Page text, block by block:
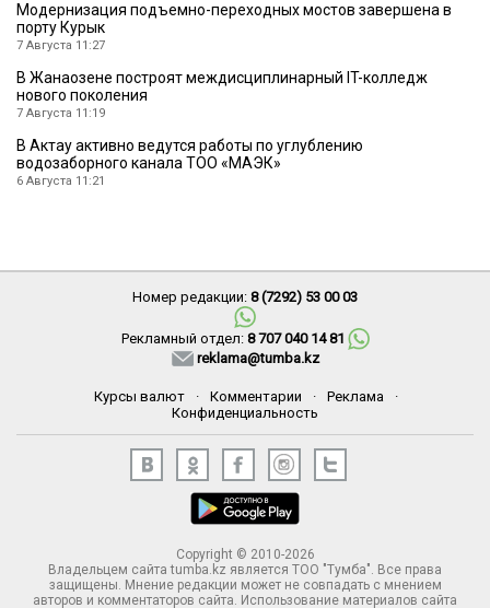
Модернизация подъемно-переходных мостов завершена в
порту Курык
7 Августа 11:27
В Жанаозене построят междисциплинарный IT-колледж
нового поколения
7 Августа 11:19
В Актау активно ведутся работы по углублению
водозаборного канала ТОО «МАЭК»
6 Августа 11:21
Номер редакции: 8 (7292) 53 00 03
Рекламный отдел: 8 707 040 14 81
reklama@tumba.kz
Курсы валют · Комментарии · Реклама
·
Конфиденциальность
Copyright © 2010-2026
Владельцем сайта tumba.kz является ТОО "Тумба". Все права
защищены. Мнение редакции может не совпадать с мнением
авторов и комментаторов сайта. Использование материалов сайта